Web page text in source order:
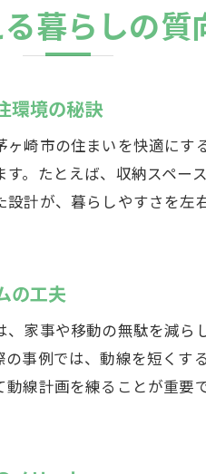
暮らしの質
環境の秘訣
崎市の住まいを快適に
。たとえば、収納スペ
計が、暮らしやすさを
の工夫
家事や移動の無駄を減ら
事例では、動線を短く
線計画を練ることが重